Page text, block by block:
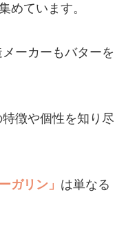
めています。
ーカーもバターを
徴や個性を知り尽
ガリン」 は単なる